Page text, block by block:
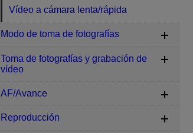
Vídeo a cámara lenta/rápida
Modo de toma de fotografías
Toma de fotografías y grabación de
vídeo
AF/Avance
Reproducción